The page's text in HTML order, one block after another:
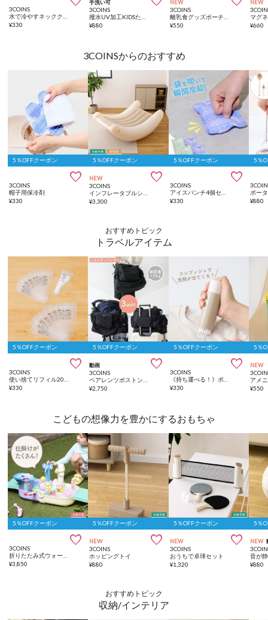
3COINS
¥330
手洗い可
3COINS
¥880
NEW
3COINS
離乳食グッズポーチ／KIDSトラベル
¥550
NEW
¥660
3COINSからのおすすめ
5％OFFクーポン

3COINS
帽子用保冷剤
¥330
5％OFFクーポン
NEW 
3COINS
¥3,300
5％OFFクーポン

3COINS
¥330
5％
¥880
おすすめトピック
トラベルアイテム
5％OFFクーポン

3COINS
¥330
5％OFFクーポン
動画 
3COINS
¥2,750
5％OFFクーポン

3COINS
¥330
5％
NEW
アメ
¥550
こどもの想像力を豊かにするおもちゃ
5％OFFクーポン

3COINS
¥3,850
5％OFFクーポン
NEW 
3COINS
ホッピングトイ
¥880
5％OFFクーポン
NEW 
3COINS
おうちで卓球セット
¥1,320
5％
NEW
音が
¥880
おすすめトピック
収納/インテリア